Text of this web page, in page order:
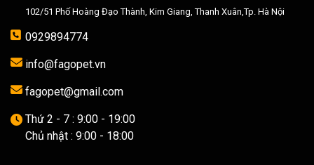
102/51 Phố Hoàng Đạo Thành, Kim Giang, Thanh Xuân,Tp. Hà Nội
0929894774
info@fagopet.vn
fagopet@gmail.com
Thứ 2 - 7 : 9:00 - 19:00
Chủ nhật : 9:00 - 18:00